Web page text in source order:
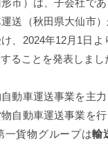
市）は、子会社であ
送（秋田県大仙市
、2024年12月1日よ
ることを発表しまし
動車運送事業を主
自動車運送事業を
一貨物グループは輸